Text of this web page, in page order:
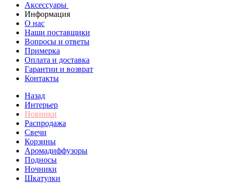
Аксессуары
Информация
О нас
Наши поставщики
Вопросы и ответы
Примерка
Оплата и доставка
Гарантии и возврат
Контакты
Назад
Интерьер
Новинки
Распродажа
Свечи
Корзины
Аромадиффузоры
Подносы
Ночники
Шкатулки